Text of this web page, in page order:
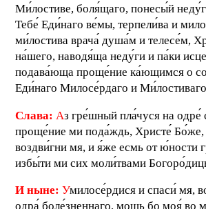
Ми́лостиве, боля́щаго, понесы́й
Тебе́ Еди́наго ве́мы, терпели́ва и
ми́лостива врача́ душа́м и телесе́м,
на́шего, наводя́ща неду́ги и па́ки
подава́юща проще́ние ка́ющимся о
Еди́наго Милосе́рдаго и
Слава: Аз гре́шный пла́чуся на одре́
проще́ние ми пода́ждь, Христе́ Бо́же,
воздви́гни мя, и я́же есмь от ю́ности
избы́ти ми сих моли́твами
И ныне: Умилосе́рдися и спаси́ мя,
одра́ боле́зненнаго, мощь бо моя́ во